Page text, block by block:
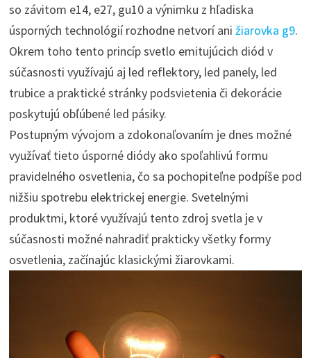
so závitom e14, e27, gu10 a výnimku z hľadiska
úsporných technológií rozhodne netvorí ani žiarovka g9.
Okrem toho tento princíp svetlo emitujúcich diód v
súčasnosti využívajú aj led reflektory, led panely, led
trubice a praktické stránky podsvietenia či dekorácie
poskytujú obľúbené led pásiky.
Postupným vývojom a zdokonaľovaním je dnes možné
využívať tieto úsporné diódy ako spoľahlivú formu
pravidelného osvetlenia, čo sa pochopiteľne podpíše pod
nižšiu spotrebu elektrickej energie. Svetelnými
produktmi, ktoré využívajú tento zdroj svetla je v
súčasnosti možné nahradiť prakticky všetky formy
osvetlenia, začínajúc klasickými žiarovkami.